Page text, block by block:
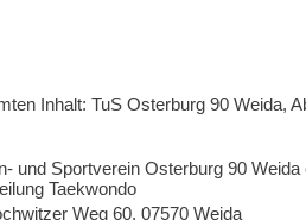
Inhalt: TuS Osterburg 90 Weida,
und Sportverein Osterburg 90 Weida
Taekwondo
Weg 60, 07570 Weida